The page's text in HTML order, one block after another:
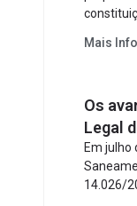
constitua
Lei de
sujeita a
projeto.
Mais
Os
Legal
Em julho
14.026/